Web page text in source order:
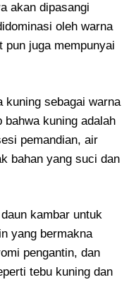
akan dipasangi
oleh warna
pun juga mempunyai
kuning sebagai warna
bahwa kuning adalah
pemandian, air
bahan yang suci dan
kambar untuk
yang bermakna
pengantin, dan
tebu kuning dan